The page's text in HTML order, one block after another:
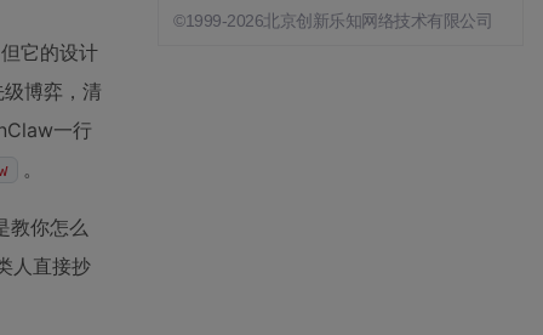
它的设计
博弈，清
一行
。
教你怎么
人直接抄
©1999-2026北京创新乐知网络技术有限公司